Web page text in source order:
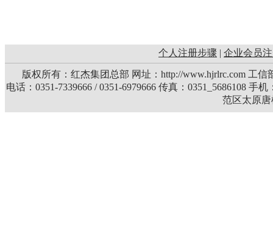
个人注册步骤 | 企业会员
版权所有：红杰集团总部 网址：http://www.hjrlrc.com 工信
电话：0351-7339666 / 0351-6979666 传真：0351_5686108 手
范区太原